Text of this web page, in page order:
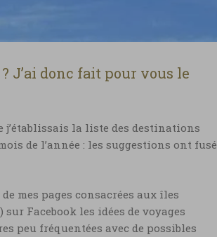
J’ai donc fait pour vous le
j’établissais la liste des destinations
de l’année : les suggestions ont fusé
mes pages consacrées aux îles
sur Facebook les idées de voyages
peu fréquentées avec de possibles